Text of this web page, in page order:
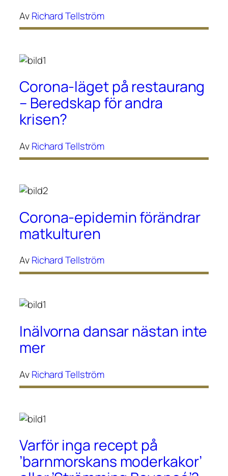
AvRichard Tellström
Corona-läget på restaurang
– Beredskap för andra
krisen?
AvRichard Tellström
Corona-epidemin förändrar
matkulturen
AvRichard Tellström
Inälvorna dansar nästan inte
mer
AvRichard Tellström
Varför inga recept på
’barnmorskans moderkakor’